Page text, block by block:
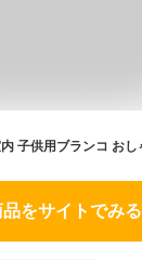
をサイトでみる